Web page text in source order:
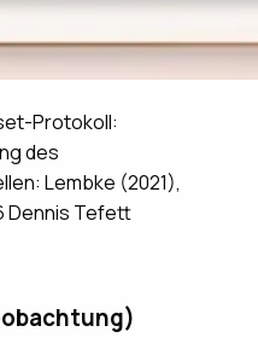
Protokoll:
des
Lembke (2021),
Dennis Tefett